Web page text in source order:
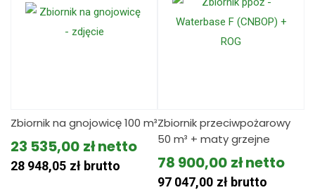
Zbiornik na gnojowicę 100 m³
23 535,00 zł
28 948,05 zł brutto
Zbiornik przeciwpożarowy
50 m³ + maty grzejne
78 900,00 zł
97 047,00 zł brutto